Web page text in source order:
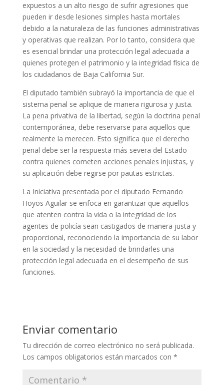
expuestos a un alto riesgo de sufrir agresiones que
pueden ir desde lesiones simples hasta mortales
debido a la naturaleza de las funciones administrativas
y operativas que realizan. Por lo tanto, considera que
es esencial brindar una protección legal adecuada a
quienes protegen el patrimonio y la integridad física de
los ciudadanos de Baja California Sur.
El diputado también subrayó la importancia de que el
sistema penal se aplique de manera rigurosa y justa.
La pena privativa de la libertad, según la doctrina penal
contemporánea, debe reservarse para aquellos que
realmente la merecen. Esto significa que el derecho
penal debe ser la respuesta más severa del Estado
contra quienes cometen acciones penales injustas, y
su aplicación debe regirse por pautas estrictas.
La Iniciativa presentada por el diputado Fernando
Hoyos Aguilar se enfoca en garantizar que aquellos
que atenten contra la vida o la integridad de los
agentes de policía sean castigados de manera justa y
proporcional, reconociendo la importancia de su labor
en la sociedad y la necesidad de brindarles una
protección legal adecuada en el desempeño de sus
funciones.
Enviar comentario
Tu dirección de correo electrónico no será publicada.
Los campos obligatorios están marcados con *